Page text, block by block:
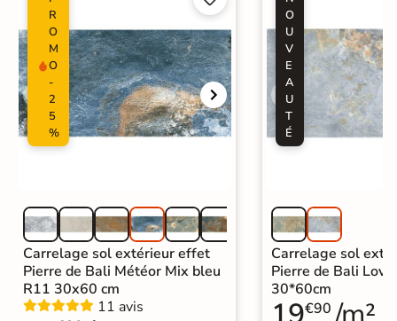
R
O
M
O
-
2
5
%
Carrelage sol extérieur effet
Pierre de Bali Météor Mix bleu
R11 30x60 cm
11 avis
O
U
V
E
A
U
T
É
Carrelage sol
Pierre de Bali
30*60cm
€90